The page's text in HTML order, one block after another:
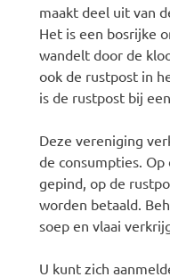
maakt deel uit van
Het is een bosrijke
wandelt door de
ook de rustpost in
is de rustpost bij
Deze vereniging
de consumpties.
gepind, op de
worden betaald.
soep en vlaai
U kunt zich